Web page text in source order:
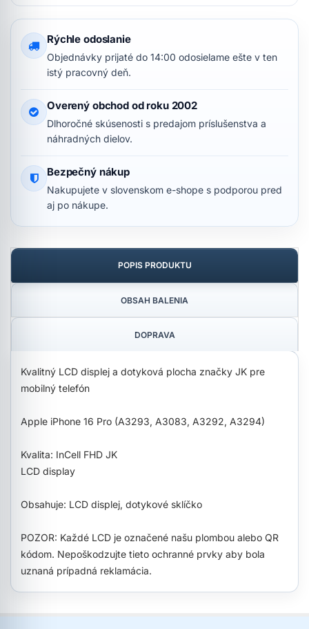
Rýchle odoslanie
Objednávky prijaté do 14:00 odosielame ešte v ten
istý pracovný deň.
Overený obchod od roku 2002
Dlhoročné skúsenosti s predajom príslušenstva a
náhradných dielov.
Bezpečný nákup
Nakupujete v slovenskom e-shope s podporou pred
aj po nákupe.
POPIS PRODUKTU
OBSAH BALENIA
DOPRAVA
Kvalitný LCD displej a dotyková plocha značky JK pre
mobilný telefón
Apple iPhone 16 Pro (A3293, A3083, A3292, A3294)
Kvalita: InCell FHD JK
LCD display
Obsahuje: LCD displej, dotykové sklíčko
POZOR: Každé LCD je označené našu plombou alebo QR
kódom. Nepoškodzujte tieto ochranné prvky aby bola
uznaná prípadná reklamácia.